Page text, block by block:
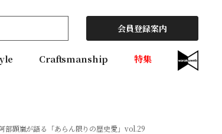
会員登録案内
Craftsmanship 特集
顕嵐が語る「あらん限りの歴史愛」vol.29